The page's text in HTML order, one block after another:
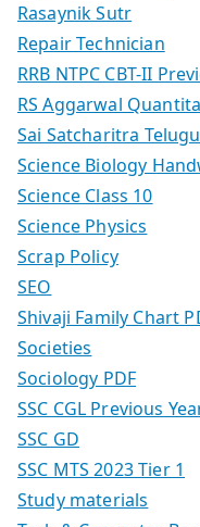
Rasaynik Sutr
Repair Technician
RRB NTPC CBT-II
RS Aggarwal
Sai Satcharitra
Science Biology
Science Class 10
Science Physics
Scrap Policy
SEO
Shivaji Family Chart
Societies
Sociology PDF
SSC CGL Previous
SSC GD
SSC MTS 2023 Tier 1
Study materials